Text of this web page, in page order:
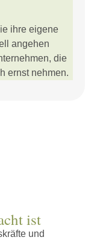
ihre eigene
angehen
die
ernst nehmen.
ist
und